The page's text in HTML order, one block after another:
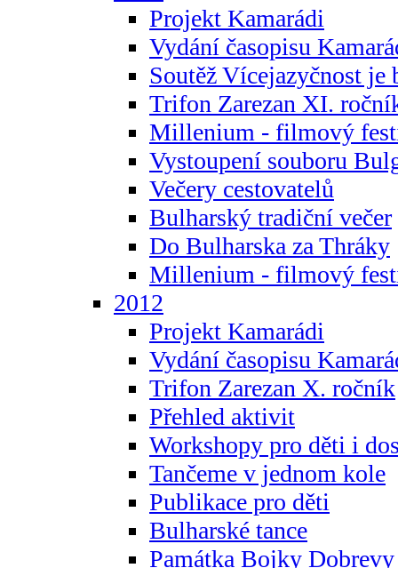
Projekt Kamarádi
Vydání časopisu
Soutěž Vícejazyčnost je
Trifon Zarezan XI.
Millenium - filmový
Vystoupení souboru
Večery cestovatelů
Bulharský tradiční večer
Do Bulharska za Thráky
Millenium - filmový
2012
Projekt Kamarádi
Vydání časopisu
Trifon Zarezan X. ročník
Přehled aktivit
Workshopy pro děti i
Tančeme v jednom kole
Publikace pro děti
Bulharské tance
Památka Bojky Dobrevy